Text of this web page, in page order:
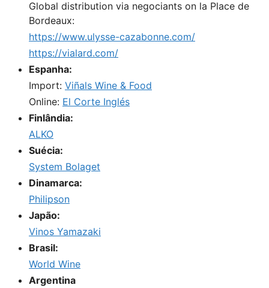
Global distribution via negociants on la Place de
Bordeaux:
https://www.ulysse-cazabonne.com/
https://vialard.com/
Espanha:
Import: Viñals Wine & Food
Online: El Corte Inglés
Finlândia:
ALKO
Suécia:
System Bolaget
Dinamarca:
Philipson
Japão:
Vinos Yamazaki
Brasil:
World Wine
Argentina